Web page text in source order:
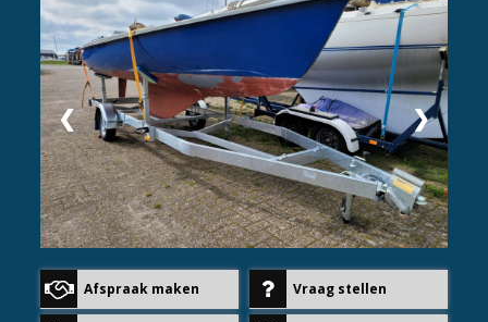
❮ ❯
Afspraak maken Vraag stellen